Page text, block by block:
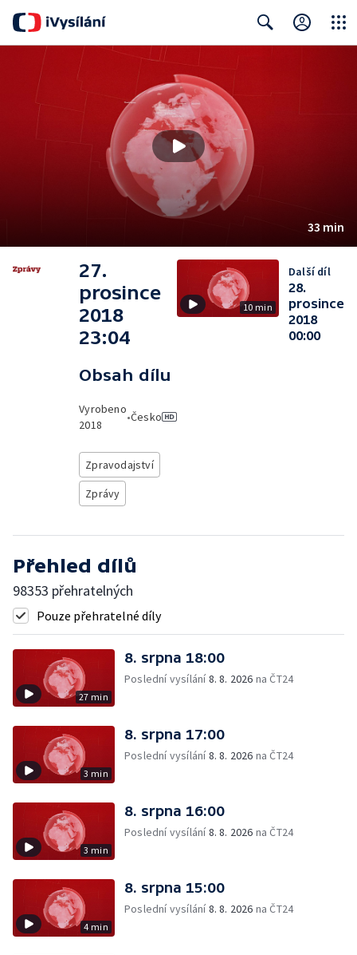
33 min
27.
prosince
2018
23:04
Obsah dílu
Vyrobeno
2018
•Česko
Zpravodajství
Zprávy
10 min
Další díl
28.
prosince
2018
00:00
Přehled dílů
98353 přehratelných
Pouze přehratelné díly
27 min
8. srpna 18:00
Poslední vysílání8. 8. 2026 na ČT24
3 min
8. srpna 17:00
Poslední vysílání8. 8. 2026 na ČT24
3 min
8. srpna 16:00
Poslední vysílání8. 8. 2026 na ČT24
4 min
8. srpna 15:00
Poslední vysílání8. 8. 2026 na ČT24